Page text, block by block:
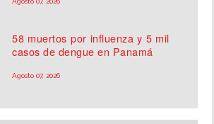
58 muertos por influenza y 5 mil
casos de dengue en Panamá
Agosto 07, 2026